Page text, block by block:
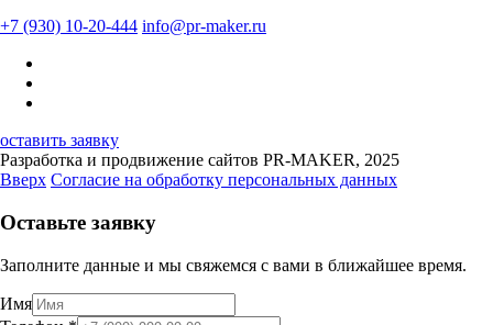
+7 (930) 10-20-444 info@pr-maker.ru
оставить заявку
Разработка и продвижение сайтов PR-MAKER, 2025
Вверх Согласие на обработку персональных данных
Оставьте заявку
Заполните данные и мы свяжемся с вами в ближайшее время.
Имя